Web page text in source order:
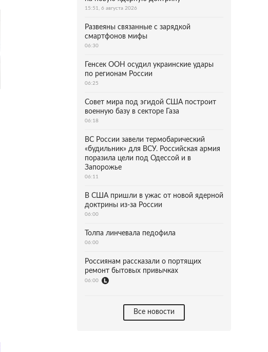
15:51, 6 августа 2026
Развеяны связанные с зарядкой
смартфонов мифы
06:30
Генсек ООН осудил украинские удары
по регионам России
06:25
Совет мира под эгидой США построит
военную базу в секторе Газа
06:18
ВС России завели термобарический
«будильник» для ВСУ. Российская армия
поразила цели под Одессой и в
Запорожье
06:11
В США пришли в ужас от новой ядерной
доктрины из-за России
06:00
Толпа линчевала педофила
06:00
Россиянам рассказали о портящих
ремонт бытовых привычках
06:00
Все новости